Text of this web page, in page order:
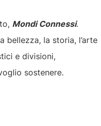
Mondi Connessi.
bellezza, la storia, l’arte
e divisioni,
sostenere.